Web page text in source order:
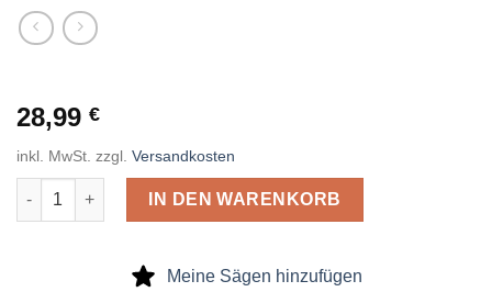
28,99 €
inkl. MwSt. zzgl. Versandkosten
Hartmetall-bestückte Lochsäge ALLROUND 60 ECO D= 83mm
IN DEN WARENKORB
Meine Sägen hinzufügen